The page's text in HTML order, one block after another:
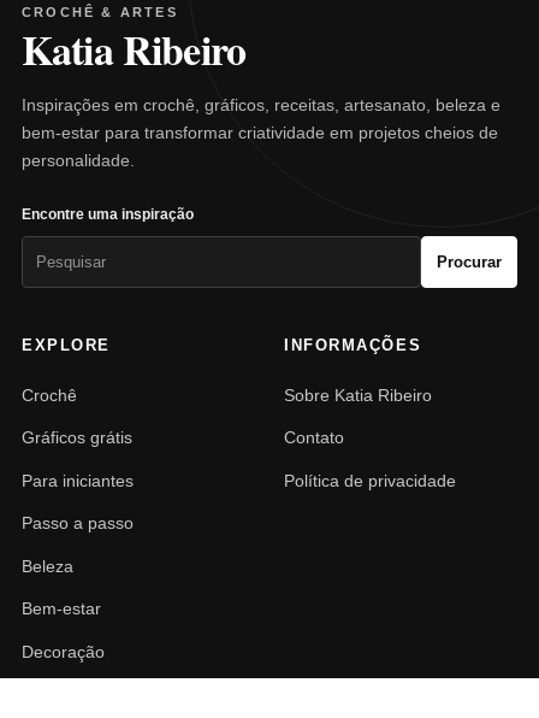
CROCHÊ & ARTES
Katia Ribeiro
Inspirações em crochê, gráficos, receitas, artesanato, beleza e
bem-estar para transformar criatividade em projetos cheios de
personalidade.
Encontre uma inspiração
Procurar
EXPLORE
Crochê
Gráficos grátis
Para iniciantes
Passo a passo
Beleza
Bem-estar
Decoração
INFORMAÇÕES
Sobre Katia Ribeiro
Contato
Política de privacidade